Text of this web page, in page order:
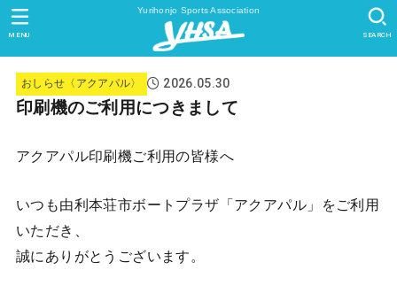
Yurihonjo Sports Association
SEARCH
MENU
おしらせ〈アクアパル〉 2026.05.30
印刷機のご利用につきまして
アクアパル印刷機ご利用の皆様へ
いつも由利本荘市ボートプラザ「アクアパル」をご利用
いただき、
誠にありがとうございます。